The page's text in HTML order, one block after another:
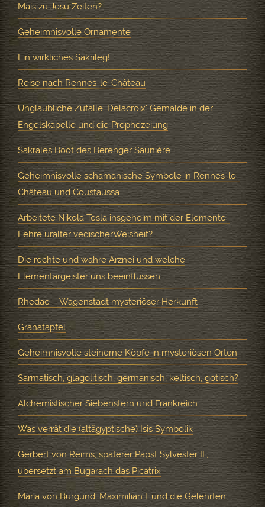
Mais zu Jesu Zeiten?
Geheimnisvolle Ornamente
Ein wirkliches Sakrileg!
Reise nach Rennes-le-Château
Unglaubliche Zufälle: Delacroix‘ Gemälde in der
Engelskapelle und die Prophezeiung
Sakrales Boot des Bérenger Saunière
Geheimnisvolle schamanische Symbole in Rennes-le-
Château und Coustaussa
Arbeitete Nikola Tesla insgeheim mit der Elemente-
Lehre uralter vedischerWeisheit?
Die rechte und wahre Arznei und welche
Elementargeister uns beeinflussen
Rhedae – Wagenstadt mysteriöser Herkunft
Granatapfel
Geheimnisvolle steinerne Köpfe in mysteriösen Orten
Sarmatisch, glagolitisch, germanisch, keltisch, gotisch?
Alchemistischer Siebenstern und Frankreich
Was verrät die (altägyptische) Isis Symbolik
Gerbert von Reims, späterer Papst Sylvester II.,
übersetzt am Bugarach das Picatrix
Maria von Burgund, Maximilian I. und die Gelehrten